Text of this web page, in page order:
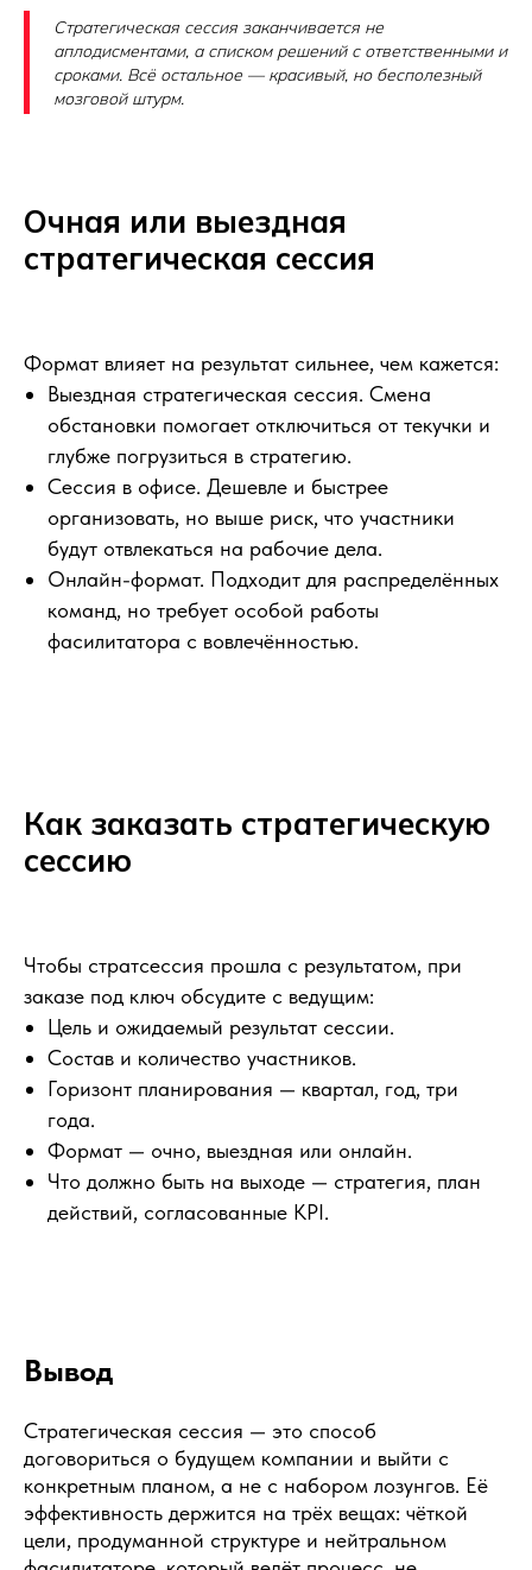
Стратегическая сессия заканчивается не
аплодисментами, а списком решений с ответственными и
сроками. Всё остальное — красивый, но бесполезный
мозговой штурм.
Очная или выездная
стратегическая сессия
Формат влияет на результат сильнее, чем кажется:
Выездная стратегическая сессия. Смена
обстановки помогает отключиться от текучки и
глубже погрузиться в стратегию.
Сессия в офисе. Дешевле и быстрее
организовать, но выше риск, что участники
будут отвлекаться на рабочие дела.
Онлайн-формат. Подходит для распределённых
команд, но требует особой работы
фасилитатора с вовлечённостью.
Как заказать стратегическую
сессию
Чтобы стратсессия прошла с результатом, при
заказе под ключ обсудите с ведущим:
Цель и ожидаемый результат сессии.
Состав и количество участников.
Горизонт планирования — квартал, год, три
года.
Формат — очно, выездная или онлайн.
Что должно быть на выходе — стратегия, план
действий, согласованные KPI.
Вывод
Стратегическая сессия — это способ
договориться о будущем компании и выйти с
конкретным планом, а не с набором лозунгов. Её
эффективность держится на трёх вещах: чёткой
цели, продуманной структуре и нейтральном
РАССКАЖИТЕ
О СВОЕМ
МЕРОПРИЯТИИ
Оставьте заявку, и мы подберем для вас
идеального ведущего или ответим на все
вопросы